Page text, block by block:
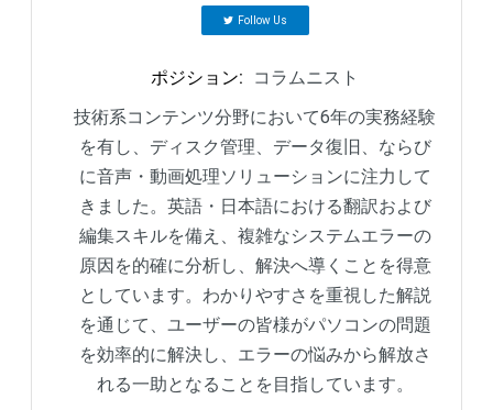
Follow Us
ポジション:
コラムニスト
技術系コンテンツ分野において6年の実務経験
を有し、ディスク管理、データ復旧、ならび
に音声・動画処理ソリューションに注力して
きました。英語・日本語における翻訳および
編集スキルを備え、複雑なシステムエラーの
原因を的確に分析し、解決へ導くことを得意
としています。わかりやすさを重視した解説
を通じて、ユーザーの皆様がパソコンの問題
を効率的に解決し、エラーの悩みから解放さ
れる一助となることを目指しています。